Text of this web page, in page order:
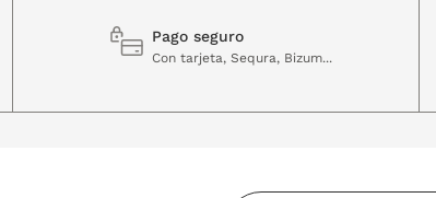
Pago seguro
Con tarjeta, Sequra, Bizum...